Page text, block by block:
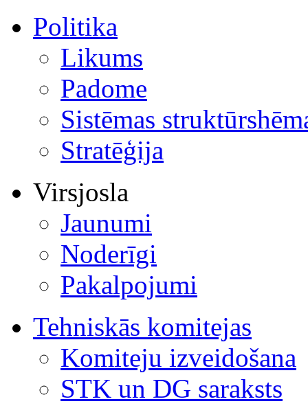
Politika
Likums
Padome
Sistēmas
Stratēģija
Virsjosla
Jaunumi
Noderīgi
Pakalpojumi
Tehniskās komitejas
Komiteju izveidošana
STK un DG saraksts